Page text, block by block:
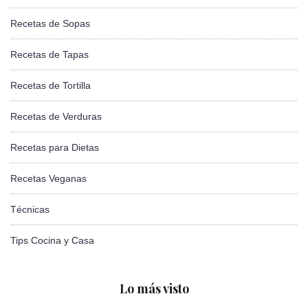
Recetas de Sopas
Recetas de Tapas
Recetas de Tortilla
Recetas de Verduras
Recetas para Dietas
Recetas Veganas
Técnicas
Tips Cocina y Casa
Lo más visto